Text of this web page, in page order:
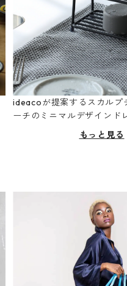
ideacoが提案するスカルプ
ーチのミニマルデザインド
もっと見る